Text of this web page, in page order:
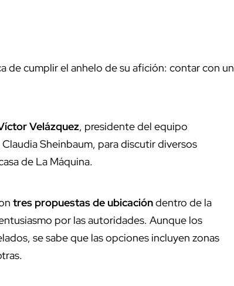
de cumplir el anhelo de su afición: contar con un
Velázquez, presidente del equipo
Claudia Sheinbaum, para discutir diversos
de La Máquina.
tres propuestas de ubicacióndentro de la
por las autoridades. Aunque los
se sabe que las opciones incluyen zonas